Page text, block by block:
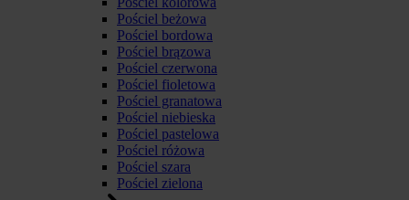
Pościel beżowa
Pościel bordowa
Pościel brązowa
Pościel czerwona
Pościel fioletowa
Pościel granatowa
Pościel niebieska
Pościel pastelowa
Pościel różowa
Pościel szara
Pościel zielona